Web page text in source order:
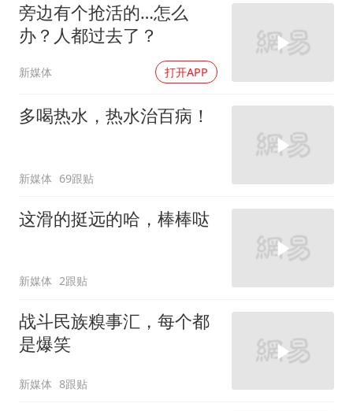
旁边有个抢活的…怎么
办？人都过去了？
新媒体 打开APP
多喝热水，热水治百病！
新媒体 69跟贴
这滑的挺远的哈，棒棒哒
新媒体 2跟贴
战斗民族糗事汇，每个都
是爆笑
新媒体 8跟贴